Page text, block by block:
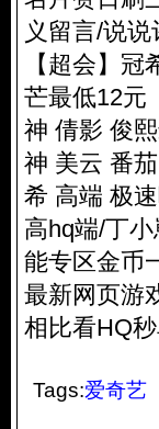
义留言/说
【超会】
芒最低12元
神 倩影 俊
神 美云 番
希 高端 极
高hq端/丁
能专区金币
最新网页游
相比看HQ
Tags:爱奇艺